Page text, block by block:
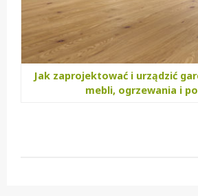
Jak zaprojektować i urządzić
mebli, ogrzewania i